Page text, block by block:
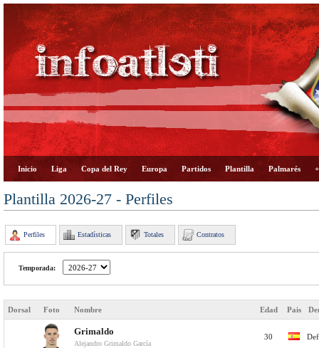
Inicio Liga Copa del Rey Europa Partidos Plantilla Palmarés
Plantilla 2026-27 - Perfiles
Perfiles Estadísticas Totales Contratos
Temporada:
Dorsal Foto Nombre Edad Pais
Grimaldo
Alejandro Grimaldo García
30